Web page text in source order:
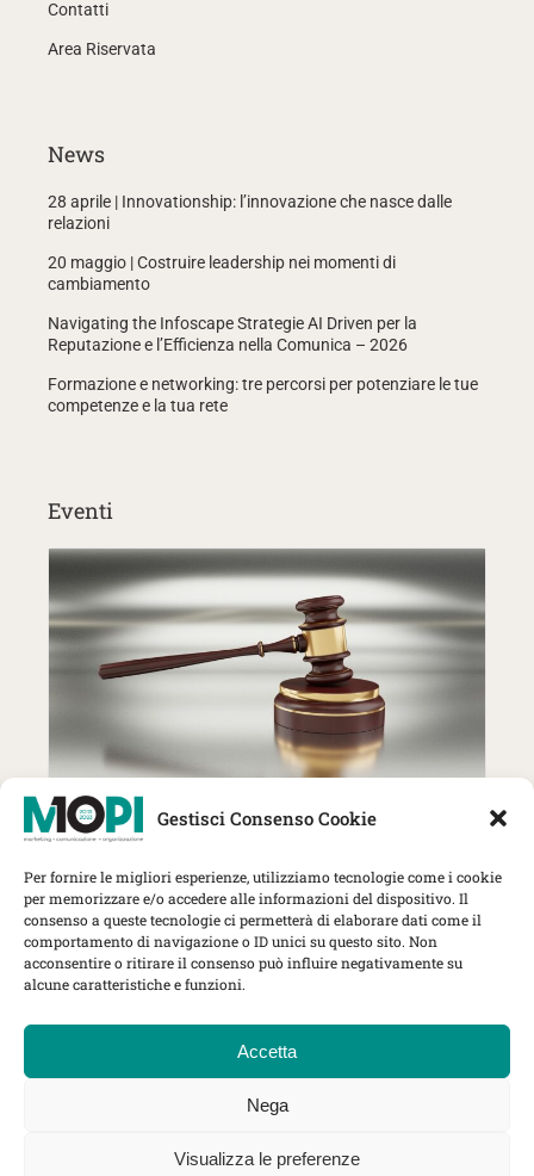
Gestisci Consenso Cookie
Per fornire le migliori esperienze, utilizziamo tecnologie come i cookie
per memorizzare e/o accedere alle informazioni del dispositivo. Il
consenso a queste tecnologie ci permetterà di elaborare dati come il
comportamento di navigazione o ID unici su questo sito. Non
acconsentire o ritirare il consenso può influire negativamente su
alcune caratteristiche e funzioni.
Accetta
Nega
Visualizza le preferenze
Contatti
Area Riservata
News
28 aprile | Innovationship: l’innovazione che nasce dalle
relazioni
20 maggio | Costruire leadership nei momenti di
cambiamento
Navigating the Infoscape Strategie AI Driven per la
Reputazione e l’Efficienza nella Comunica – 2026
Formazione e networking: tre percorsi per potenziare le tue
competenze e la tua rete
Eventi
27 Ottobre | MOPI incontra The
Lawyer: trend, strategie e nuove
sfide per gli studi professionali
Herbert Smith Freehills Kramer, Via
Rovello 1, Milano
MOPI Incontra
sede legale in Corso di Porta Nuova, 16 20121